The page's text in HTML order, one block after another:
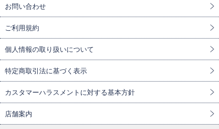
お問い合わせ
ご利用規約
個人情報の取り扱いについて
特定商取引法に基づく表示
カスタマーハラスメントに対する基本方針
店舗案内